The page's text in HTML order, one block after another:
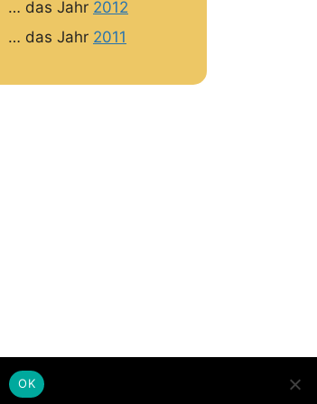
… das Jahr 2012
… das Jahr 2011
OK